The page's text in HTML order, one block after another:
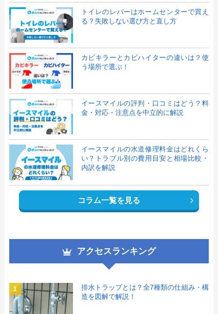
トイレのレバーはホームセンターで買え
る？失敗しない選び方と直し方
カビキラーとカビハイターの違いは？使
う場所で選ぶ！
イースマイルの評判・口コミはどう？料
金・対応・注意点を中立的に解説
イースマイルの水道修理料金はどれくら
い？トラブル別の費用目安と相場比較・
内訳を解説
コラム一覧を見る
アクセスランキング
1
排水トラップとは？全7種類の仕組み・構
造を図解で解説！